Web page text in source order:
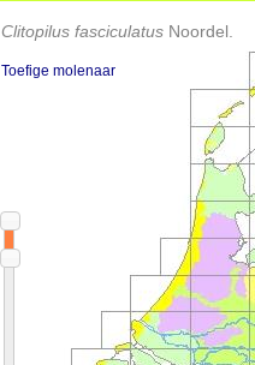
Clitopilus fasciculatus Noordel.
Toefige molenaar